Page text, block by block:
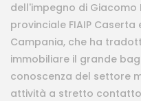
dell'impegno di
provinciale FIAIP Caserta
Campania, che ha
immobiliare il grande
conoscenza del settore
attività a stretto